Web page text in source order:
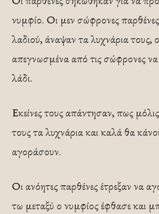
νυμφίο. Οι μεν σώφρονες
λαδιού, άναψαν τα λυχνάρια τους,
απεγνωσμένα από τις σώφρονες
λάδι.
Εκείνες τους απάντησαν, πως
τους τα λυχνάρια και καλά θα
αγοράσουν.
Οι ανόητες παρθένες έτρεξαν να
τω μεταξύ ο νυμφίος έφθασε και